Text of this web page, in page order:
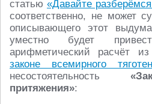
статью «Давайте
соответственно, не может
описывающего этот
уместно будет
арифметический расчёт
законе всемирного
несостоятельность
притяжения»: